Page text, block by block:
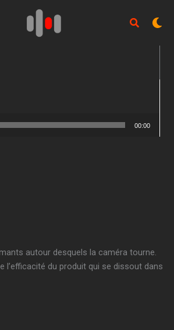
00:00
autour desquels la caméra tourne.
l’efficacité du produit qui se dissout dans